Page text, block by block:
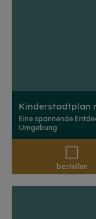
Kinderstadtplan
Eine spannende
Umgebung
bestellen